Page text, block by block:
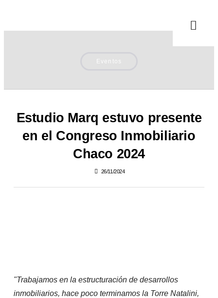
Eventos
Estudio Marq estuvo presente
en el Congreso Inmobiliario
Chaco 2024
26/11/2024
"Trabajamos en la estructuración de desarrollos
inmobiliarios, hace poco terminamos la Torre Natalini,